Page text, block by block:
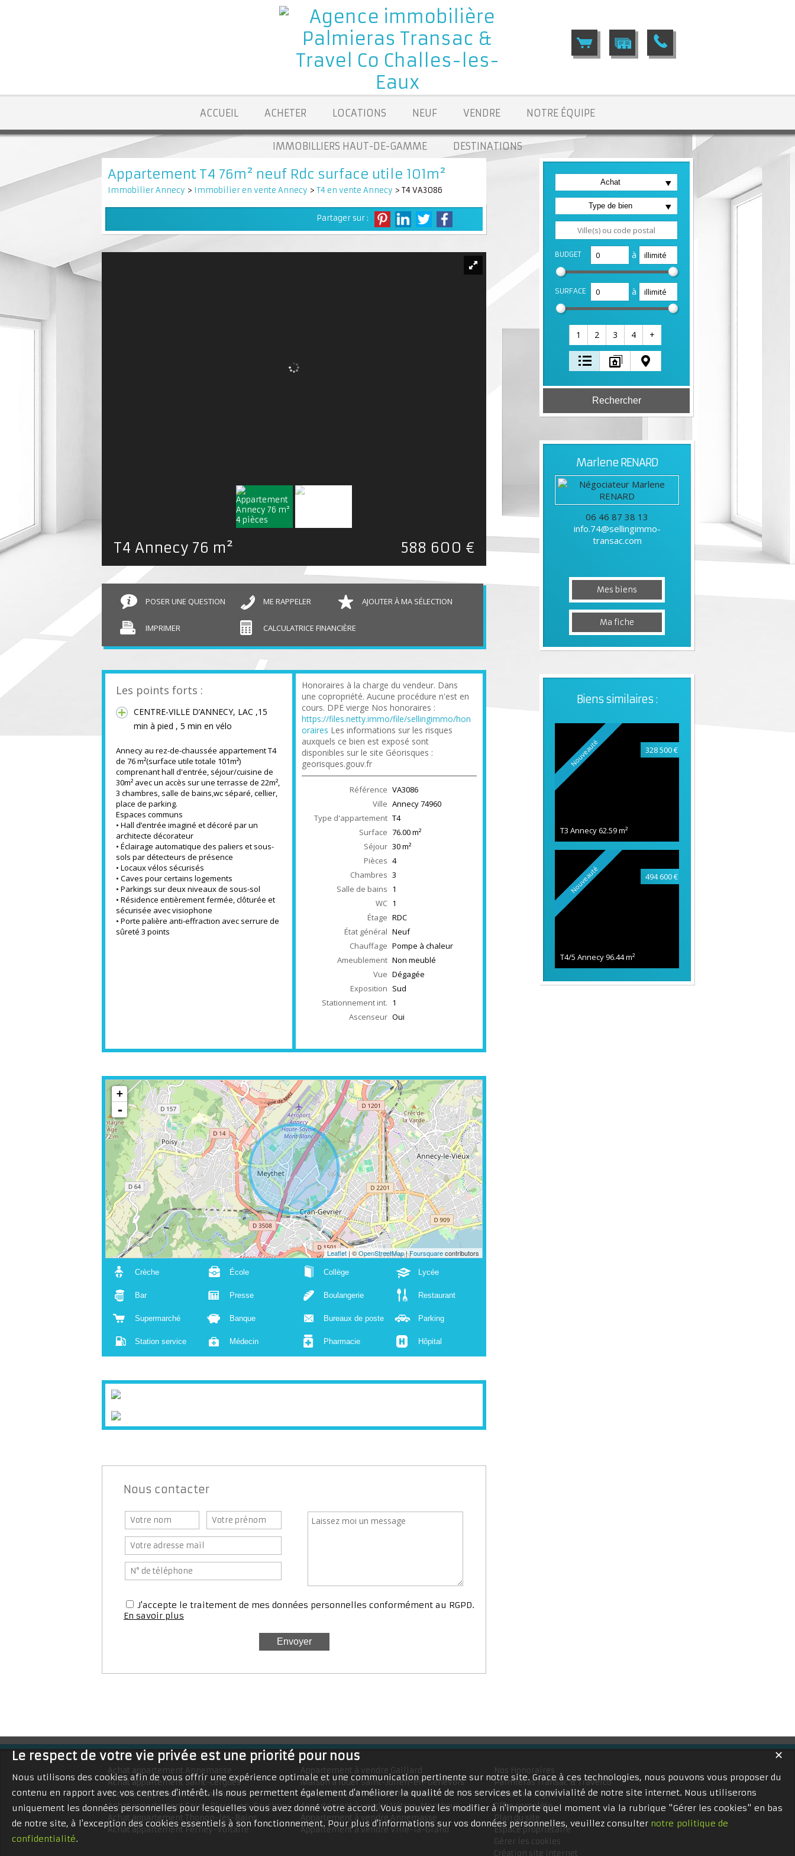
ACCUEIL ACHETER LOCATIONS NEUF VENDRE NOTRE ÉQUIPE
IMMOBILLIERS HAUT-DE-GAMME DESTINATIONS
Achat
Type de bien
BUDGET à
SURFACE à
1 2 3 4 +
MarleneRENARD
06 46 87 38 13
info.74@sellingimmo-
transac.com
Mes biens
Ma fiche
Biens similaires :
Nouveauté 328 500 €
T3 Annecy62.59 m²
Nouveauté 494 600 €
T4/5 Annecy96.44 m²
Appartement T4 76m² neuf Rdc surface utile 101m²
Immobilier Annecy > Immobilier en vente Annecy > T4 en vente Annecy > T4 VA3086
Partager sur :
T4 Annecy 76 m² 588 600 €
POSER UNE QUESTION ME RAPPELER AJOUTER À MA SÉLECTION
IMPRIMER CALCULATRICE FINANCIÈRE
Les points forts :
CENTRE-VILLE D’ANNECY, LAC ,15
min à pied , 5 min en vélo
Annecy au rez-de-chaussée appartement T4
de 76 m²(surface utile totale 101m²)
comprenant hall d'entrée, séjour/cuisine de
30m² avec un accès sur une terrasse de 22m²,
3 chambres, salle de bains,wc séparé, cellier,
place de parking.
Espaces communs
• Hall d’entrée imaginé et décoré par un
architecte décorateur
• Éclairage automatique des paliers et sous-
sols par détecteurs de présence
• Locaux vélos sécurisés
• Caves pour certains logements
• Parkings sur deux niveaux de sous-sol
• Résidence entièrement fermée, clôturée et
sécurisée avec visiophone
• Porte palière anti-effraction avec serrure de
sûreté 3 points
Honoraires à la charge du vendeur. Dans
une copropriété. Aucune procédure n'est en
cours. DPE vierge Nos honoraires :
https://files.netty.immo/file/sellingimmo/hon
oraires Les informations sur les risques
auxquels ce bien est exposé sont
disponibles sur le site Géorisques :
georisques.gouv.fr
Référence VA3086
Ville Annecy74960
Type d'appartement T4
Surface 76.00m²
Séjour 30m²
Pièces 4
Chambres 3
Salle de bains 1
WC 1
Étage RDC
État général Neuf
Chauffage Pompe à chaleur
Ameublement Non meublé
Vue Dégagée
Exposition Sud
Stationnement int. 1
Ascenseur Oui
+
-
Leaflet | ©OpenStreetMap|Foursquarecontributors
Crèche École Collège Lycée
Bar Presse Boulangerie Restaurant
Supermarché Banque Bureaux de poste Parking
Station service Médecin Pharmacie Hôpital
Nous contacter
J'accepte le traitement de mes données personnelles conformément au RGPD.
En savoir plus
Achat appartement Annemasse
Achat appartement Saint-Cergues
Location appartement Annemasse
Achat appartement Saint-Pierre-en-Faucigny
Achat appartement Thonon-les-Bains
Achat appartement Ferney-Voltaire
Appartement à vendre Gaillard
Maison à louer Saint-Julien-en-Genevois
Maison à vendre Vétraz-Monthoux
Appartement à vendre Vétraz-Monthoux
Appartement à vendre Annemasse
Appartement à vendre Ville-la-Grand
Nos Honoraires
Palmieras Transac & Travelco
Mentions légales
Offre complète
Plan du site
Espace propriétaire
Gérer les cookies
Création site internet
✕
Le respect de votre vie privée est une priorité pour nous
Nous utilisons des cookies afin de vous offrir une expérience optimale et une communication pertinente sur notre site. Grace à ces technologies, nous pouvons vous proposer du
contenu en rapport avec vos centres d'intérêt. Ils nous permettent également d'améliorer la qualité de nos services et la convivialité de notre site internet. Nous utiliserons
uniquement les données personnelles pour lesquelles vous avez donné votre accord. Vous pouvez les modifier à n'importe quel moment via la rubrique "Gérer les cookies" en bas
de notre site, à l'exception des cookies essentiels à son fonctionnement. Pour plus d'informations sur vos données personnelles, veuillez consulter notre politique de
confidentialité.